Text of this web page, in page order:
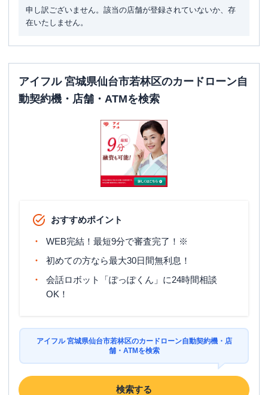
申し訳ございません。該当の店舗が登録されていないか、存
在いたしません。
アイフル 宮城県仙台市若林区のカードローン自
動契約機・店舗・ATMを検索
おすすめポイント
WEB完結！最短9分で審査完了！※
初めての方なら最大30日間無利息！
会話ロボット「ぽっぽくん」に24時間相談
OK！
アイフル 宮城県仙台市若林区のカードローン自動契約機・店
舗・ATMを検索
検索する